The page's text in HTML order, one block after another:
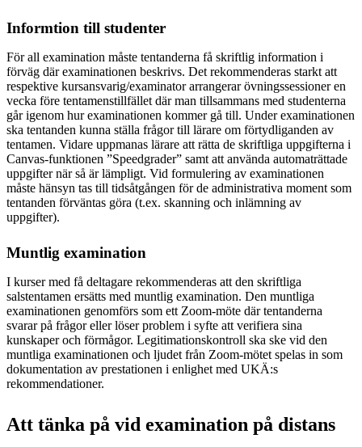
Informtion till studenter
För all examination måste tentanderna få skriftlig information i
förväg där examinationen beskrivs. Det rekommenderas starkt att
respektive kursansvarig/examinator arrangerar övningssessioner en
vecka före tentamenstillfället där man tillsammans med studenterna
går igenom hur examinationen kommer gå till. Under examinationen
ska tentanden kunna ställa frågor till lärare om förtydliganden av
tentamen. Vidare uppmanas lärare att rätta de skriftliga uppgifterna i
Canvas-funktionen ”Speedgrader” samt att använda automaträttade
uppgifter när så är lämpligt. Vid formulering av examinationen
måste hänsyn tas till tidsåtgången för de administrativa moment som
tentanden förväntas göra (t.ex. skanning och inlämning av
uppgifter).
Muntlig examination
I kurser med få deltagare rekommenderas att den skriftliga
salstentamen ersätts med muntlig examination. Den muntliga
examinationen genomförs som ett Zoom-möte där tentanderna
svarar på frågor eller löser problem i syfte att verifiera sina
kunskaper och förmågor. Legitimationskontroll ska ske vid den
muntliga examinationen och ljudet från Zoom-mötet spelas in som
dokumentation av prestationen i enlighet med UKÄ:s
rekommendationer.
Att tänka på vid examination på distans